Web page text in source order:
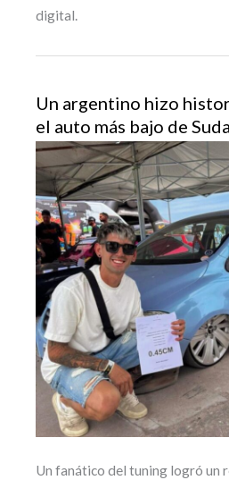
digital.
Un argentino hizo
el auto más bajo de
Un fanático del tuning logró un